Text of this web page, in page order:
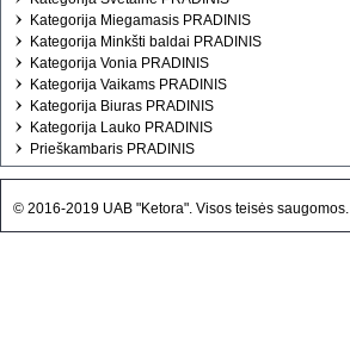
Kategorija Miegamasis PRADINIS
Kategorija Minkšti baldai PRADINIS
Kategorija Vonia PRADINIS
Kategorija Vaikams PRADINIS
Kategorija Biuras PRADINIS
Kategorija Lauko PRADINIS
Prieškambaris PRADINIS
© 2016-2019 UAB "Ketora". Visos teisės saugomos.